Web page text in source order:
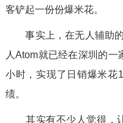
客铲起一份份爆米花。
事实上，在无人辅助
人Atom就已经在深圳的
小时，实现了日销爆米花
绩。
其实有不少人觉得，